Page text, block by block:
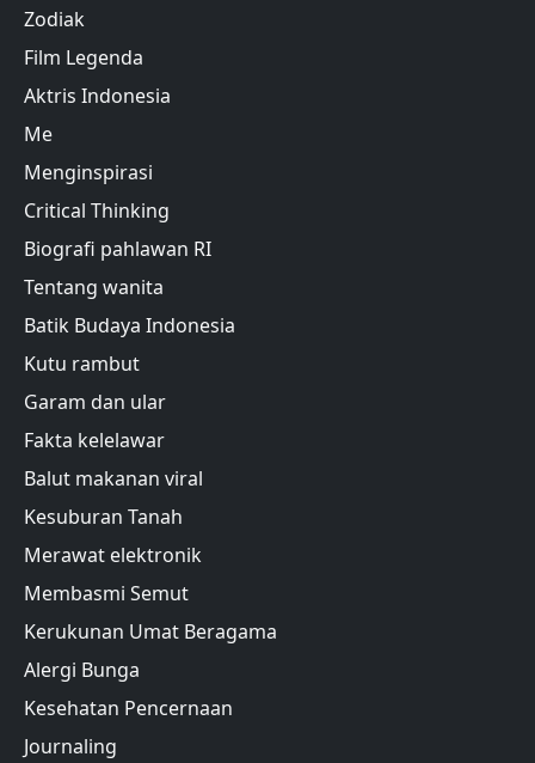
Zodiak
Film Legenda
Aktris Indonesia
Me
Menginspirasi
Critical Thinking
Biografi pahlawan RI
Tentang wanita
Batik Budaya Indonesia
Kutu rambut
Garam dan ular
Fakta kelelawar
Balut makanan viral
Kesuburan Tanah
Merawat elektronik
Membasmi Semut
Kerukunan Umat Beragama
Alergi Bunga
Kesehatan Pencernaan
Journaling